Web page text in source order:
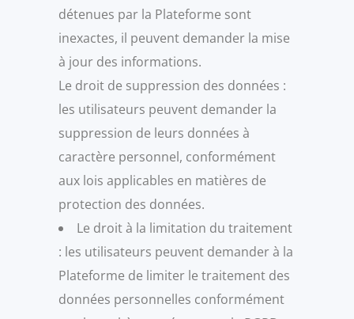
détenues par la Plateforme sont
inexactes, il peuvent demander la mise
à jour des informations.
Le droit de suppression des données :
les utilisateurs peuvent demander la
suppression de leurs données à
caractère personnel, conformément
aux lois applicables en matières de
protection des données.
Le droit à la limitation du traitement
: les utilisateurs peuvent demander à la
Plateforme de limiter le traitement des
données personnelles conformément